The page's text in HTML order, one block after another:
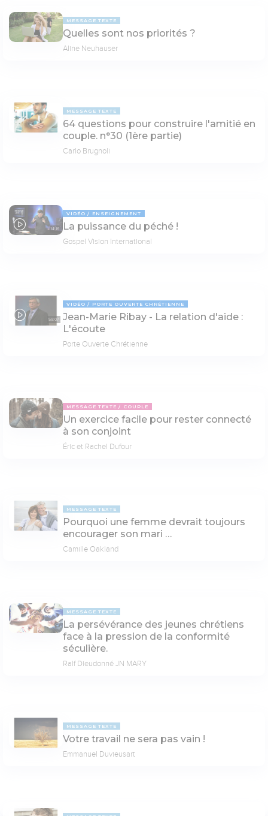
MESSAGE TEXTE
Quelles sont nos priorités ?
Aline Neuhauser
MESSAGE TEXTE
64 questions pour construire l'amitié en
couple. n°30 (1ère partie)
Carlo Brugnoli
14:16
VIDÉO ENSEIGNEMENT
La puissance du péché !
Gospel Vision International
59:07
VIDÉO PORTE OUVERTE CHRÉTIENNE
Jean-Marie Ribay - La relation d'aide :
L'écoute
Porte Ouverte Chrétienne
MESSAGE TEXTE COUPLE
Un exercice facile pour rester connecté
à son conjoint
Éric et Rachel Dufour
MESSAGE TEXTE
Pourquoi une femme devrait toujours
encourager son mari …
Camille Oakland
MESSAGE TEXTE
La persévérance des jeunes chrétiens
face à la pression de la conformité
séculière.
Ralf Dieudonné JN MARY
MESSAGE TEXTE
Votre travail ne sera pas vain !
Emmanuel Duvieusart